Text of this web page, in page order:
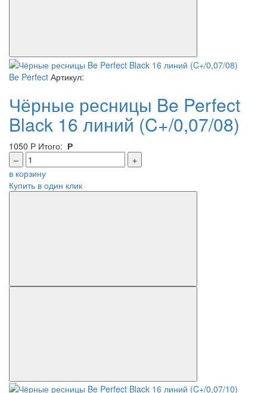
Be Perfect Артикул:
Чёрные ресницы Be Perfect
Black 16 линий (C+/0,07/08)
1050 Р Итого: Р
–
+
в корзину
Купить в один клик